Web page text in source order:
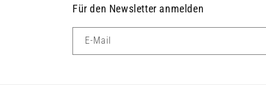
Für den Newsletter anmelden
E-Mail